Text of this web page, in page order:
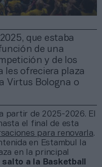
que estaba
de una
y de los
les ofreciera plaza
Virtus Bologna o
a partir de 2025-2026. El
el final de esta
para renovarla.
en Estambul la
en la principal
salto a la Basketball